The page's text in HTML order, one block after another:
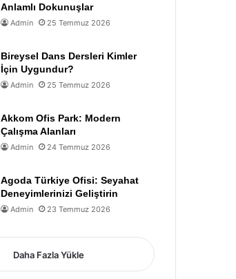
Anlamlı Dokunuşlar
Admin 25 Temmuz 2026
Bireysel Dans Dersleri Kimler
İçin Uygundur?
Admin 25 Temmuz 2026
Akkom Ofis Park: Modern
Çalışma Alanları
Admin 24 Temmuz 2026
Agoda Türkiye Ofisi: Seyahat
Deneyimlerinizi Geliştirin
Admin 23 Temmuz 2026
Daha Fazla Yükle